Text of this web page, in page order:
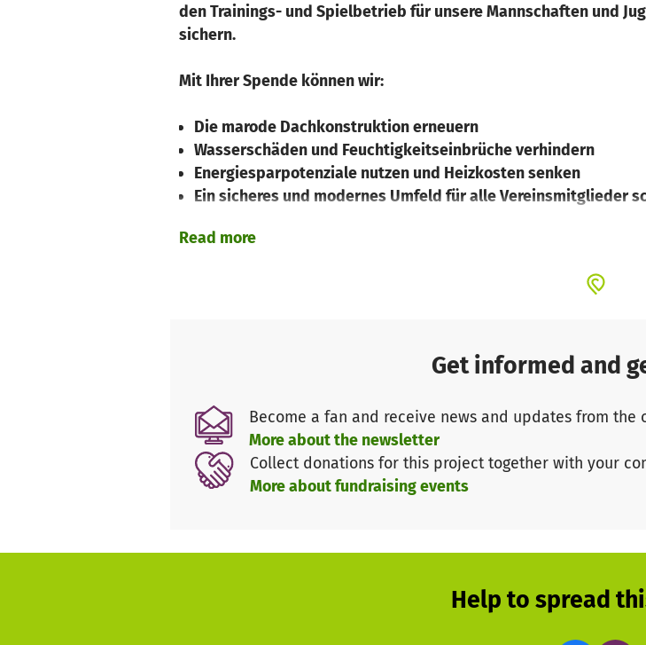
den Trainings- und Spielbetrieb für unsere Mannschaften und
sichern.
Mit Ihrer Spende können wir:
Die marode Dachkonstruktion erneuern
Wasserschäden und Feuchtigkeitseinbrüche verhindern
Energiesparpotenziale nutzen und Heizkosten senken
Ein sicheres und modernes Umfeld für alle Vereinsmitglieder
Read more
Get informed and
Become a fan and receive news and updates from the
More about the newsletter
Collect donations for this project together with your
More about fundraising events
Help to spread